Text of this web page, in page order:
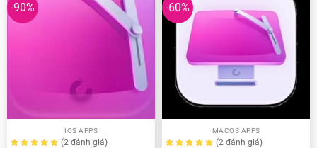
-90%
IOS APPS
(2 đánh giá)
-60%
MACOS APPS
(2 đánh giá)